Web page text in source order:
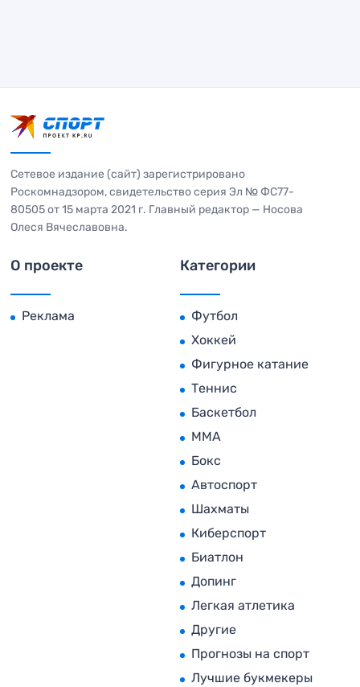
Сетевое издание (сайт) зарегистрировано
Роскомнадзором, свидетельство серия Эл № ФС77-
80505 от 15 марта 2021 г. Главный редактор — Носова
Олеся Вячеславовна.
О проекте
Реклама
Категории
Футбол
Хоккей
Фигурное катание
Теннис
Баскетбол
MMA
Бокс
Автоспорт
Шахматы
Киберспорт
Биатлон
Допинг
Легкая атлетика
Другие
Прогнозы на спорт
Лучшие букмекеры